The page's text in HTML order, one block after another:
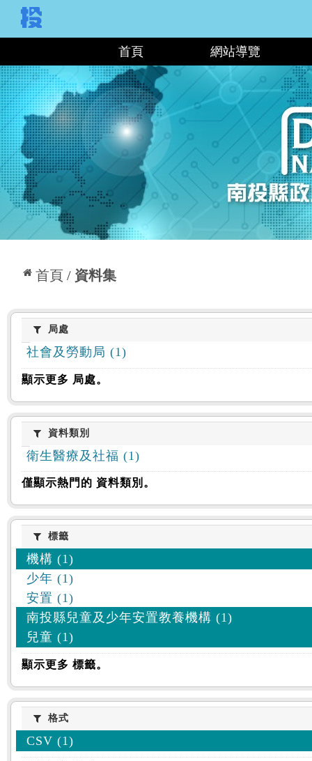
首頁 網站導覽
首頁 資料集
:::
局處局處
社會及勞動局 (1)
顯示更多 局處。
資料類別
資料類別
衛生醫療及社福 (1)
僅顯示熱門的 資料類別。
標籤標籤
機構 (1)
少年 (1)
安置 (1)
南投縣兒童及少年安置教養機構 (1)
兒童 (1)
顯示更多 標籤。
格式格式
CSV (1)